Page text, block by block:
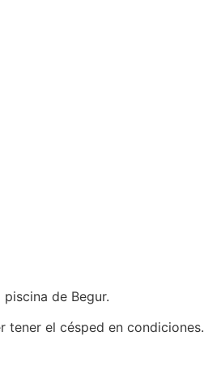
de Begur.
tener el césped en condiciones.